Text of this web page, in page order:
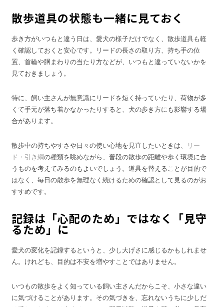
散歩道具の状態も一緒に見ておく
歩き方がいつもと違う日は、愛犬の様子だけでなく、散歩道具も軽
く確認しておくと安心です。リードの長さの取り方、持ち手の位
置、首輪や胴まわりの当たり方などが、いつもと違っていないかを
見ておきましょう。
特に、飼い主さんが無意識にリードを短く持っていたり、荷物が多
くて手元が落ち着かなかったりすると、犬の歩き方にも影響する場
合があります。
散歩中の持ちやすさや日々の使い心地を見直したいときは、
リー
ド・引き綱の種類を眺めながら、普段の散歩の距離や歩く環境に合
うものを考えてみるのもよいでしょう。道具を替えることが目的で
はなく、毎日の散歩を無理なく続けるための確認として見るのがお
すすめです。
記録は「心配のため」ではなく「見守
るため」に
愛犬の変化を記録するというと、少し大げさに感じるかもしれませ
ん。けれども、目的は不安を増やすことではありません。
いつもの散歩をよく知っている飼い主さんだからこそ、小さな違い
に気づけることがあります。その気づきを、忘れないうちに少しだ